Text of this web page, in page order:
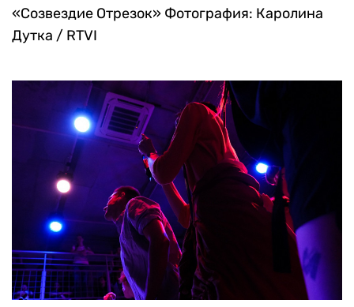
«Созвездие Отрезок» Фотография: Каролина
Дутка / RTVI